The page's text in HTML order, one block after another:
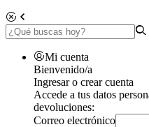
Mi cuenta
Bienvenido/a
Ingresar o crear cuenta
Accede a tus datos
devoluciones:
Correo electrónico